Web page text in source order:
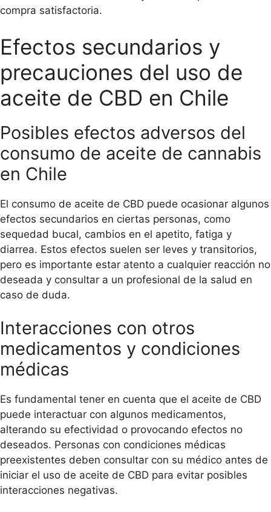
compra satisfactoria.
Efectos secundarios y
precauciones del uso de
aceite de CBD en Chile
Posibles efectos adversos del
consumo de aceite de cannabis
en Chile
El consumo de aceite de CBD puede ocasionar algunos
efectos secundarios en ciertas personas, como
sequedad bucal, cambios en el apetito, fatiga y
diarrea. Estos efectos suelen ser leves y transitorios,
pero es importante estar atento a cualquier reacción no
deseada y consultar a un profesional de la salud en
caso de duda.
Interacciones con otros
medicamentos y condiciones
médicas
Es fundamental tener en cuenta que el aceite de CBD
puede interactuar con algunos medicamentos,
alterando su efectividad o provocando efectos no
deseados. Personas con condiciones médicas
preexistentes deben consultar con su médico antes de
iniciar el uso de aceite de CBD para evitar posibles
interacciones negativas.